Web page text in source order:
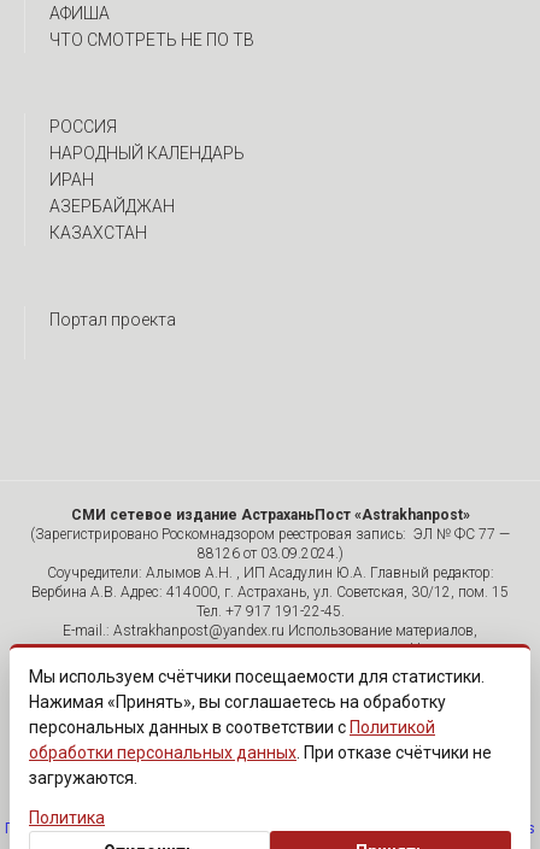
АФИША
ЧТО СМОТРЕТЬ НЕ ПО ТВ
РОССИЯ
НАРОДНЫЙ КАЛЕНДАРЬ
ИРАН
АЗЕРБАЙДЖАН
КАЗАХСТАН
Портал проекта
СМИ сетевое издание АстраханьПост «Astrakhanpost»
(Зарегистрировано Роскомнадзором реестровая запись: ЭЛ № ФС 77 —
88126 от 03.09.2024.)
Соучредители: Алымов А.Н. , ИП Асадулин Ю.А. Главный редактор:
Вербина А.В. Адрес: 414000, г. Астрахань, ул. Советская, 30/12, пом. 15
Тел. +7 917 191-22-45.
E-mail.: Astrakhanpost@yandex.ru Использование материалов,
размещенных на страницах сетевого издания «Astrakhanpost»,
допускается исключительно с указанием источника и публикацией
активной гиперссылки на портал Astrakhanpost.ru. Комментарии
читателей сайта размещаются без предварительного редактирования.
Редакция оставляет за собой право удалить их с сайта или
отредактировать, если указанные сообщения нарушают законы РФ.
«САЙТ ПРЕДНАЗНАЧЕН ДЛЯ АУДИТОРИИ 18+»
Политика обработки персональных данных·Изменить согласие на cookies
Мы используем счётчики посещаемости для статистики.
Нажимая «Принять», вы соглашаетесь на обработку
персональных данных в соответствии с Политикой
обработки персональных данных . При отказе счётчики не
загружаются.
Политика